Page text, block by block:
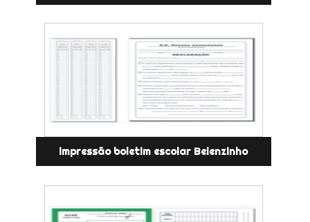
impressão boletim escolar Belenzinho